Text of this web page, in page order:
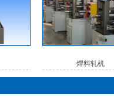
焊料轧机